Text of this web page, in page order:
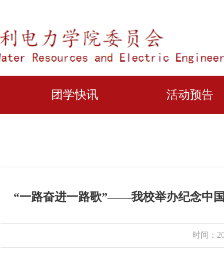
团学快讯 活动预告
“一路奋进一路歌”——我校举办纪念中
时间：